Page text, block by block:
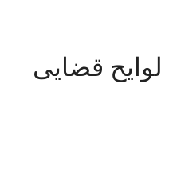
لوایح قضایی